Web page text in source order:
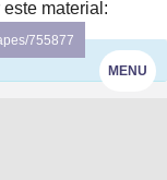
MENU
material:
755877